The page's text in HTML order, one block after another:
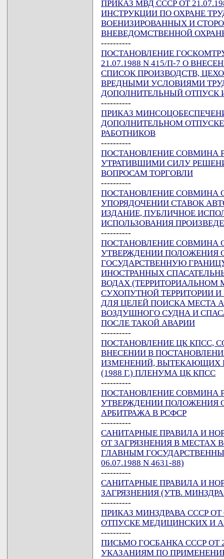
ПРИКАЗ МВД СССР ОТ
ИНСТРУКЦИИ ПО ОХРАНЕ
ВОЕНИЗИРОВАННЫХ И
ВНЕВЕДОМСТВЕННОЙ
----------
ПОСТАНОВЛЕНИЕ
21.07.1988 N 415/П-7 О
СПИСОК ПРОИЗВОДСТВ,
ВРЕДНЫМИ УСЛОВИЯМИ
ДОПОЛНИТЕЛЬНЫЙ ОТПУСК
----------
ПРИКАЗ
ДОПОЛНИТЕЛЬНОМ
РАБОТНИКОВ
----------
ПОСТАНОВЛЕНИЕ СОВМИНА
УТРАТИВШИМИ СИЛУ
ВОПРОСАМ ТОРГОВЛИ
----------
ПОСТАНОВЛЕНИЕ СОВМИНА
УПОРЯДОЧЕНИИ СТАВОК
ИЗДАНИЕ, ПУБЛИЧНОЕ
ИСПОЛЬЗОВАНИЯ
----------
ПОСТАНОВЛЕНИЕ СОВМИНА
УТВЕРЖДЕНИИ ПОЛОЖЕНИЯ
ГОСУДАРСТВЕННУЮ
ИНОСТРАННЫХ
ВОДАХ (ТЕРРИТОРИАЛЬНОМ
СУХОПУТНОЙ ТЕРРИТОРИИ
ДЛЯ ЦЕЛЕЙ ПОИСКА МЕСТА
ВОЗДУШНОГО СУДНА И
ПОСЛЕ ТАКОЙ АВАРИИ
----------
ПОСТАНОВЛЕНИЕ ЦК КПСС,
ВНЕСЕНИИ В
ИЗМЕНЕНИЙ, ВЫТЕКАЮЩИХ
(1988 Г.) ПЛЕНУМА ЦК КПСС
----------
ПОСТАНОВЛЕНИЕ СОВМИНА
УТВЕРЖДЕНИИ ПОЛОЖЕНИЯ
АРБИТРАЖА В РСФСР
----------
САНИТАРНЫЕ ПРАВИЛА И
ОТ ЗАГРЯЗНЕНИЯ В МЕСТАХ
ГЛАВНЫМ
06.07.1988 N 4631-88)
----------
САНИТАРНЫЕ ПРАВИЛА И
ЗАГРЯЗНЕНИЯ (УТВ.
----------
ПРИКАЗ МИНЗДРАВА СССР ОТ
ОТПУСКЕ МЕДИЦИНСКИХ И
----------
ПИСЬМО ГОСБАНКА СССР ОТ
УКАЗАНИЯМ ПО